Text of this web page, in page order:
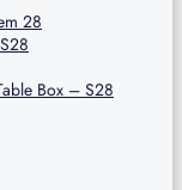
28
Box – S28